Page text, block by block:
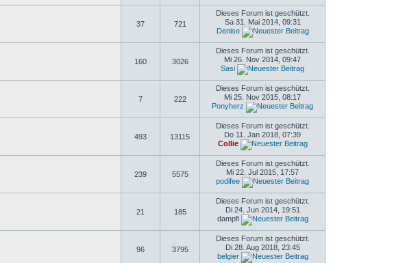
37 721
Dieses Forum ist geschützt.
Sa 31. Mai 2014, 09:31
Denise
160 3026
Dieses Forum ist geschützt.
Mi 26. Nov 2014, 09:47
Sasi
7 222
Dieses Forum ist geschützt.
Mi 25. Nov 2015, 08:17
Ponyherz
493 13115
Dieses Forum ist geschützt.
Do 11. Jan 2018, 07:39
Collie
239 5575
Dieses Forum ist geschützt.
Mi 22. Jul 2015, 17:57
podifee
21 185
Dieses Forum ist geschützt.
Di 24. Jun 2014, 19:51
dampfi
96 3795
Dieses Forum ist geschützt.
Di 28. Aug 2018, 23:45
belgier